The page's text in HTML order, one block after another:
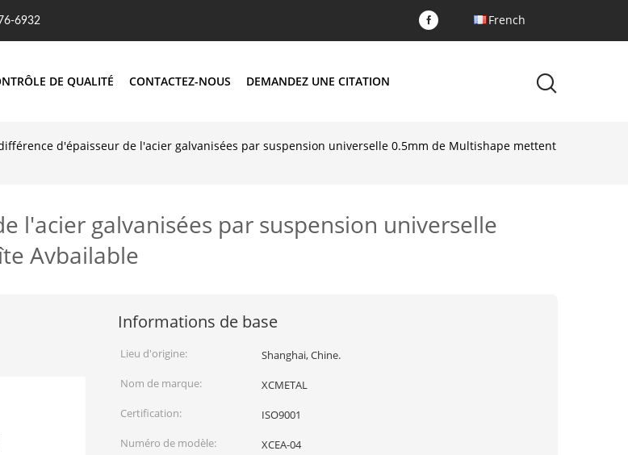
6932 French
DE QUALITÉ CONTACTEZ-NOUS DEMANDEZ UNE CITATION
d'épaisseur de l'acier galvanisées par suspension universelle 0.5mm de Multishape mettent
l'acier galvanisées par suspension universelle
Avbailable
Informations de base
Lieu d'origine:
Shanghai, Chine.
Nom de marque:
XCMETAL
Certification:
ISO9001
Numéro de modèle:
XCEA-04